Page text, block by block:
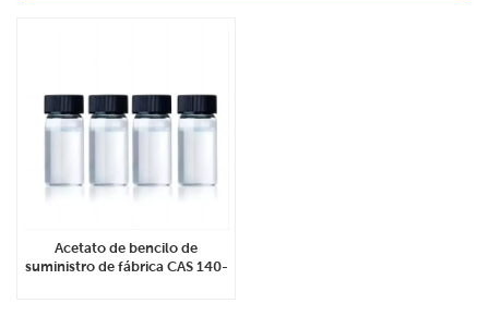
Acetato de bencilo de
suministro de fábrica CAS 140-